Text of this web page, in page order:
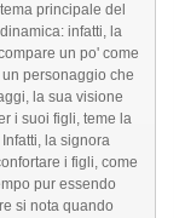
principale del
infatti, la
un po' come
personaggio che
la sua visione
i suoi figli, teme la
la signora
i figli, come
pur essendo
si nota quando